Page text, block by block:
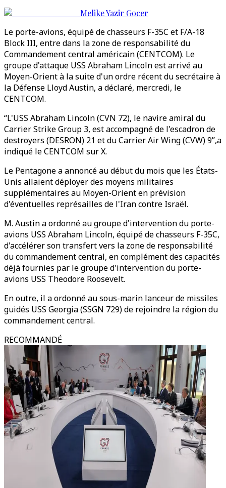
Melike Yazir Gocer
Le porte-avions, équipé de chasseurs F-35C et F/A-18
Block III, entre dans la zone de responsabilité du
Commandement central américain (CENTCOM). Le
groupe d'attaque USS Abraham Lincoln est arrivé au
Moyen-Orient à la suite d'un ordre récent du secrétaire à
la Défense Lloyd Austin, a déclaré, mercredi, le
CENTCOM.
“L'USS Abraham Lincoln (CVN 72), le navire amiral du
Carrier Strike Group 3, est accompagné de l'escadron de
destroyers (DESRON) 21 et du Carrier Air Wing (CVW) 9”,a
indiqué le CENTCOM sur X.
Le Pentagone a annoncé au début du mois que les États-
Unis allaient déployer des moyens militaires
supplémentaires au Moyen-Orient en prévision
d'éventuelles représailles de l'Iran contre Israël.
M. Austin a ordonné au groupe d'intervention du porte-
avions USS Abraham Lincoln, équipé de chasseurs F-35C,
d'accélérer son transfert vers la zone de responsabilité
du commandement central, en complément des capacités
déjà fournies par le groupe d'intervention du porte-
avions USS Theodore Roosevelt.
En outre, il a ordonné au sous-marin lanceur de missiles
guidés USS Georgia (SSGN 729) de rejoindre la région du
commandement central.
RECOMMANDÉ